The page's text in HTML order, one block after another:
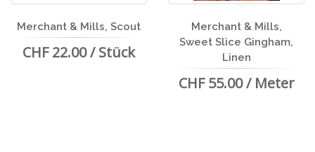
Merchant & Mills, Scout
CHF 22.00 / Stück
Merchant & Mills,
Sweet Slice Gingham,
Linen
CHF 55.00 / Meter